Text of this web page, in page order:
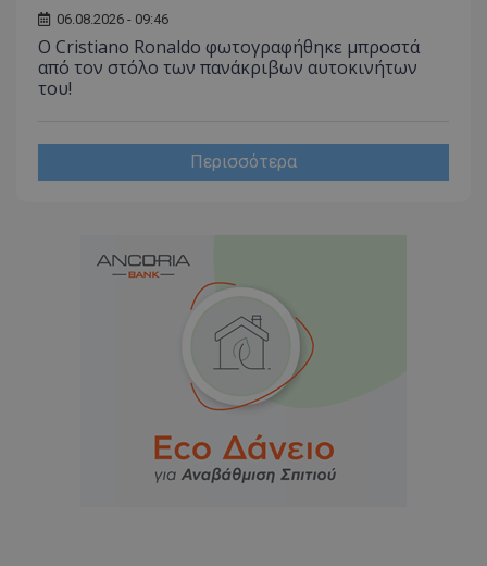
06.08.2026 - 09:46
Ο Cristiano Ronaldo φωτογραφήθηκε μπροστά
από τον στόλο των πανάκριβων αυτοκινήτων
του!
Περισσότερα